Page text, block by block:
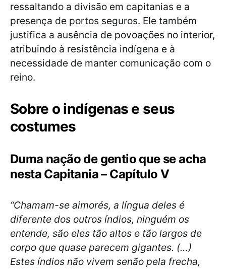
ressaltando a divisão em capitanias e a
presença de portos seguros. Ele também
justifica a ausência de povoações no interior,
atribuindo à resistência indígena e à
necessidade de manter comunicação com o
reino.
Sobre o indígenas e seus
costumes
Duma nação de gentio que se acha
nesta Capitania – Capítulo V
“Chamam-se aimorés, a língua deles é
diferente dos outros índios, ninguém os
entende, são eles tão altos e tão largos de
corpo que quase parecem gigantes. (…)
Estes índios não vivem senão pela frecha,